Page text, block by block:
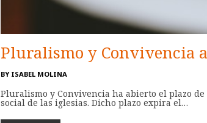
Pluralismo y Convivencia
BY ISABEL MOLINA
Pluralismo y Convivencia ha abierto el plazo
social de las iglesias. Dicho plazo expira el…